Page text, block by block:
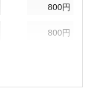
800円
800円